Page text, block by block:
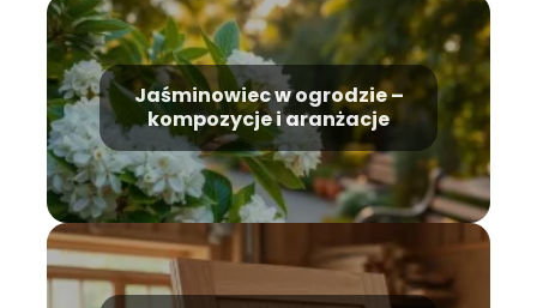
Jaśminowiec w ogrodzie –
kompozycje i aranżacje